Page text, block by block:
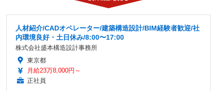
人材紹介/CADオペレーター/建築構造設計/BIM経験者歓迎/社
内環境良好・土日休み/8:00〜17:00
株式会社盛本構造設計事務所
東京都
月給23万8,000円～
正社員